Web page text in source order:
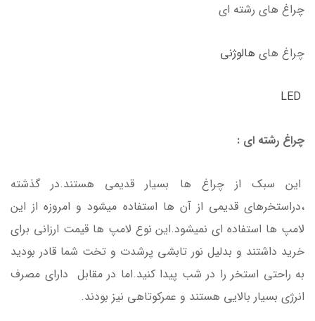
چراغ های رشته ای
چراغ های هالوژنی
LED
چراغ رشته ای :
این سبک از چراغ ها بسیار قدیمی هستند.در گذشته
،دراستخرهای قدیمی از آن ها استفاده میشود و امروزه از این
لامپ ها استفاده ای نمیشود.این نوع لامپ ها قیمت ارزانی برای
خرید داشتند و بدلیل نور تابشی پرشدت و تخت شما قادر بودید
به راحتی استخر را در شب پیدا کنید.اما در مقابل دارای مصرف
انرژی بسیار بالایی هستند و عمرکوتاهی نیز بودند.